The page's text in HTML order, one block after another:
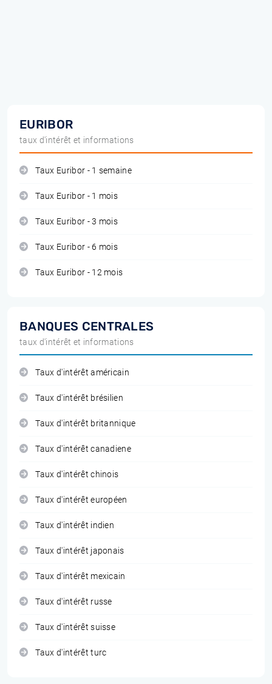
EURIBOR
taux d'intérêt et informations
Taux Euribor - 1 semaine
Taux Euribor - 1 mois
Taux Euribor - 3 mois
Taux Euribor - 6 mois
Taux Euribor - 12 mois
BANQUES CENTRALES
taux d'intérêt et informations
Taux d'intérêt américain
Taux d'intérêt brésilien
Taux d'intérêt britannique
Taux d'intérêt canadiene
Taux d'intérêt chinois
Taux d'intérêt européen
Taux d'intérêt indien
Taux d'intérêt japonais
Taux d'intérêt mexicain
Taux d'intérêt russe
Taux d'intérêt suisse
Taux d'intérêt turc